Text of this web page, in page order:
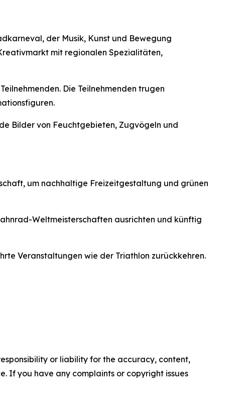
der Musik, Kunst und Bewegung
mit regionalen Spezialitäten,
Die Teilnehmenden trugen
Bilder von Feuchtgebieten, Zugvögeln und
um nachhaltige Freizeitgestaltung und grünen
Weltmeisterschaften ausrichten und künftig
Veranstaltungen wie der Triathlon zurückkehren.
or liability for the accuracy, content,
If you have any complaints or copyright issues